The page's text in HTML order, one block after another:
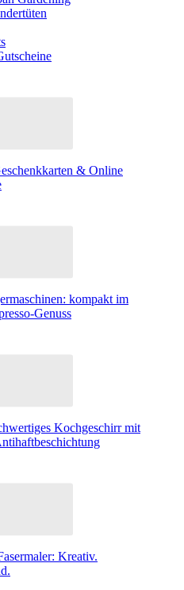
& Online
kompakt im
Genuss
Kochgeschirr mit
Kreativ.